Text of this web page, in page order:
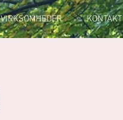
VIRKSOMHEDER KONTAKT